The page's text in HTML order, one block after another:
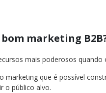
marketing
mais poderosos
marketing que é possível
o público alvo.